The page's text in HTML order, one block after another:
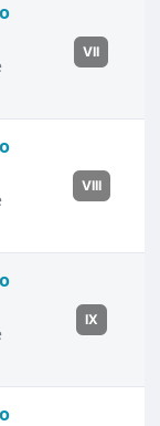
VII
VIII
IX